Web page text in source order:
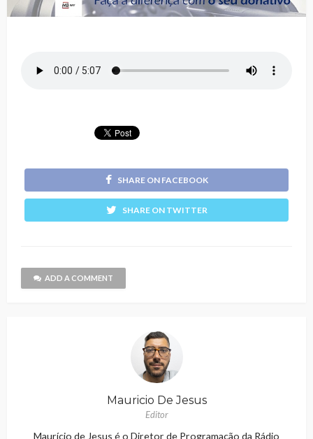
SHARE ON FACEBOOK
SHARE ON TWITTER
ADD A COMMENT
Mauricio De Jesus
Editor
Maurício de Jesus é o Diretor de Programação da Rádio